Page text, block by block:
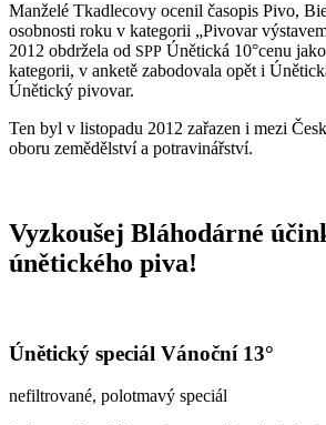
Manželé Tkadlecovy ocenil časopis Pivo,
osobnosti roku v kategorii „Pivovar
2012 obdržela od SPP Únětická 10°cenu
kategorii, v anketě zabodovala opět i
Únětický pivovar.
Ten byl v listopadu 2012 zařazen i mezi
oboru zemědělství a potravinářství.
Vyzkoušej Bláhodárné
únětického piva!
Únětický speciál Vánoční 13°
nefiltrované, polotmavý speciál